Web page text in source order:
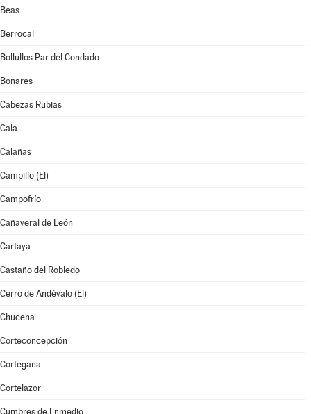
Beas
Berrocal
Bollullos Par del Condado
Bonares
Cabezas Rubias
Cala
Calañas
Campillo (El)
Campofrío
Cañaveral de León
Cartaya
Castaño del Robledo
Cerro de Andévalo (El)
Chucena
Corteconcepción
Cortegana
Cortelazor
Cumbres de Enmedio